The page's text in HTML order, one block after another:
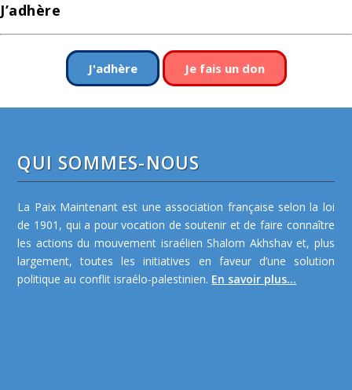
J’adhère
J'adhère Je fais un don
QUI SOMMES-NOUS
La Paix Maintenant est une association française selon la loi
de 1901, qui a pour vocation de soutenir et de faire connaître
les actions du mouvement israélien Shalom Akhshav et, plus
largement, toutes les initiatives en faveur d’une solution
politique au conflit israélo-palestinien. En savoir plus...